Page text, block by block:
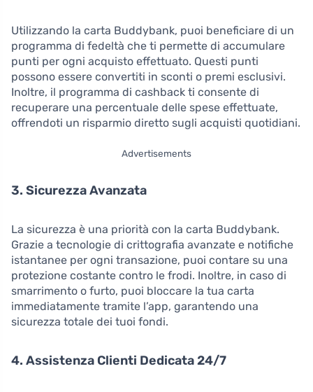
Utilizzando la carta Buddybank, puoi beneficiare di un
programma di fedeltà che ti permette di accumulare
punti per ogni acquisto effettuato. Questi punti
possono essere convertiti in sconti o premi esclusivi.
Inoltre, il programma di cashback ti consente di
recuperare una percentuale delle spese effettuate,
offrendoti un risparmio diretto sugli acquisti quotidiani.
Advertisements
3. Sicurezza Avanzata
La sicurezza è una priorità con la carta Buddybank.
Grazie a tecnologie di crittografia avanzate e notifiche
istantanee per ogni transazione, puoi contare su una
protezione costante contro le frodi. Inoltre, in caso di
smarrimento o furto, puoi bloccare la tua carta
immediatamente tramite l’app, garantendo una
sicurezza totale dei tuoi fondi.
4. Assistenza Clienti Dedicata 24/7